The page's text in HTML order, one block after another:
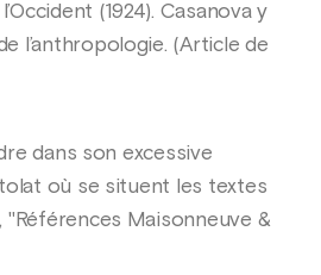
(1924). Casanova y
l’anthropologie. (Article de
dans son excessive
où se situent les textes
Maisonneuve &